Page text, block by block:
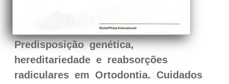
Predisposição genética,
hereditariedade e reabsorções
radiculares em Ortodontia. Cuidados